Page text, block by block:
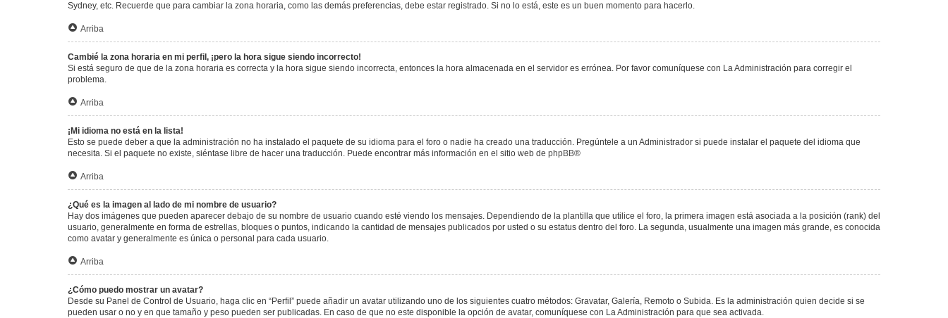
Sydney, etc. Recuerde que para cambiar la zona horaria, como las demás preferencias, debe estar registrado. Si no lo está, este es un buen momento para hacerlo.
Arriba
Cambié la zona horaria en mi perfil, ¡pero la hora sigue siendo incorrecto!
Si está seguro de que de la zona horaria es correcta y la hora sigue siendo incorrecta, entonces la hora almacenada en el servidor es errónea. Por favor comuníquese con La Administración para corregir el
problema.
Arriba
¡Mi idioma no está en la lista!
Esto se puede deber a que la administración no ha instalado el paquete de su idioma para el foro o nadie ha creado una traducción. Pregúntele a un Administrador si puede instalar el paquete del idioma que
necesita. Si el paquete no existe, siéntase libre de hacer una traducción. Puede encontrar más información en el sitio web de phpBB®
Arriba
¿Qué es la imagen al lado de mi nombre de usuario?
Hay dos imágenes que pueden aparecer debajo de su nombre de usuario cuando esté viendo los mensajes. Dependiendo de la plantilla que utilice el foro, la primera imagen está asociada a la posición (rank) del
usuario, generalmente en forma de estrellas, bloques o puntos, indicando la cantidad de mensajes publicados por usted o su estatus dentro del foro. La segunda, usualmente una imagen más grande, es conocida
como avatar y generalmente es única o personal para cada usuario.
Arriba
¿Cómo puedo mostrar un avatar?
Desde su Panel de Control de Usuario, haga clic en “Perfil” puede añadir un avatar utilizando uno de los siguientes cuatro métodos: Gravatar, Galería, Remoto o Subida. Es la administración quien decide si se
pueden usar o no y en que tamaño y peso pueden ser publicadas. En caso de que no este disponible la opción de avatar, comuníquese con La Administración para que sea activada.